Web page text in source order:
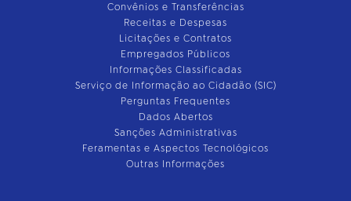
Convênios e Transferências
Receitas e Despesas
Licitações e Contratos
Empregados Públicos
Informações Classificadas
Serviço de Informação ao Cidadão (SIC)
Perguntas Frequentes
Dados Abertos
Sanções Administrativas
Feramentas e Aspectos Tecnológicos
Outras Informações